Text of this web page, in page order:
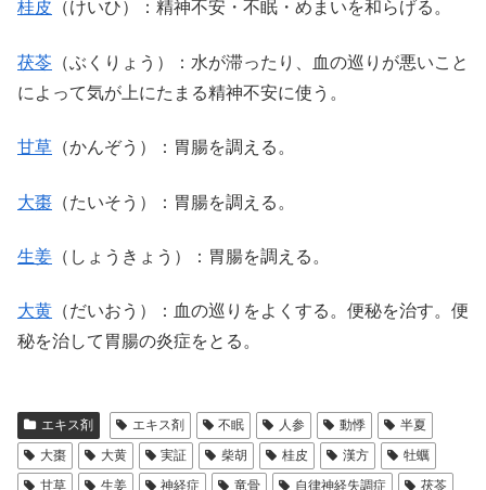
桂皮 （けいひ）：精神不安・不眠・めまいを和らげる。
茯苓 （ぶくりょう）：水が滞ったり、血の巡りが悪いこと
によって気が上にたまる精神不安に使う。
甘草 （かんぞう）：胃腸を調える。
大棗 （たいそう）：胃腸を調える。
生姜 （しょうきょう）：胃腸を調える。
大黄 （だいおう）：血の巡りをよくする。便秘を治す。便
秘を治して胃腸の炎症をとる。
エキス剤 エキス剤 不眠 人参 動悸
半夏
大棗
大黄 実証 柴胡 桂皮 漢方
牡蠣
甘草
生姜 神経症 竜骨 自律神経失調症 茯苓